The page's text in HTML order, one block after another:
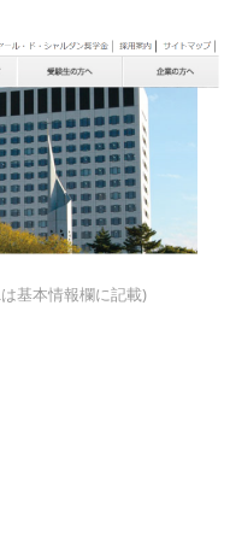
基本情報欄に記載)